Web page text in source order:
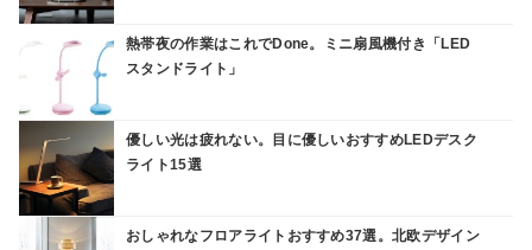
熱帯夜の作業はこれでDone。ミニ扇風機付き「LED
スタンドライト」
優しい光は疲れない。目に優しいおすすめLEDデスク
ライト15選
おしゃれなフロアライトおすすめ37選。北欧デザイン